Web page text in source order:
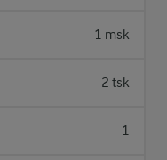
1 msk
2 tsk
1